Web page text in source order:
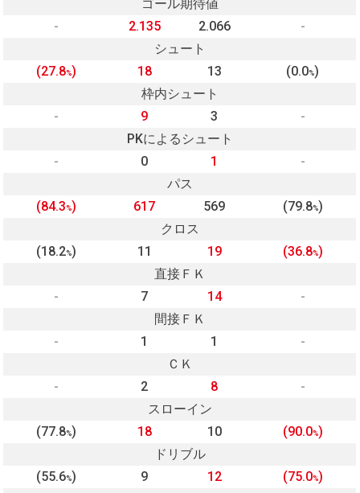
ゴール期待値
-
2.135 2.066
-
シュート
(27.8%) 18 13 (0.0%)
枠内シュート
-
9 3
-
PKによるシュート
-
0 1
-
パス
(84.3%) 617 569 (79.8%)
クロス
(18.2%) 11 19 (36.8%)
直接ＦＫ
-
7 14
-
間接ＦＫ
-
1 1
-
ＣＫ
-
2 8
-
スローイン
(77.8%) 18 10 (90.0%)
ドリブル
(55.6%) 9 12 (75.0%)